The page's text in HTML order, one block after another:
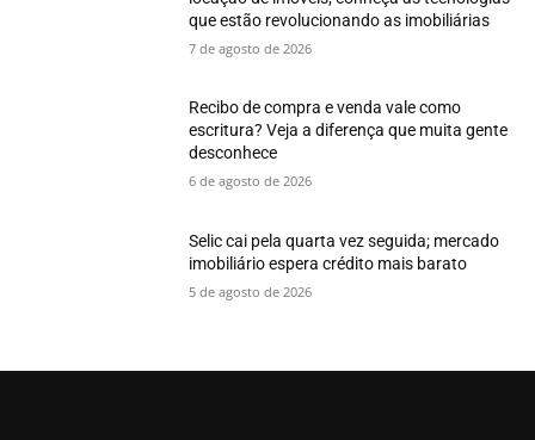
que estão revolucionando as imobiliárias
7 de agosto de 2026
Recibo de compra e venda vale como
escritura? Veja a diferença que muita gente
desconhece
6 de agosto de 2026
Selic cai pela quarta vez seguida; mercado
imobiliário espera crédito mais barato
5 de agosto de 2026